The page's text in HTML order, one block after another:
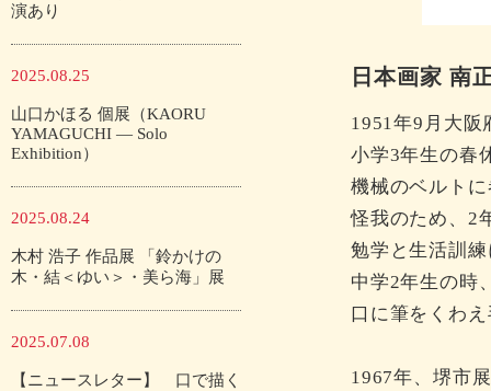
演あり
2025.08.25
山口かほる 個展（KAORU
YAMAGUCHI — Solo
Exhibition）
2025.08.24
木村 浩子 作品展 「鈴かけの
木・結＜ゆい＞・美ら海」展
2025.07.08
【ニュースレター】 口で描く
日本画家 南
1951年9月大阪
小学3年生の春
機械のベルト
怪我のため、2
勉学と生活訓
中学2年生の時
口に筆をくわ
1967年、堺市